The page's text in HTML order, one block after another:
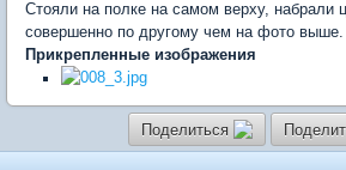
Стояли на полке на самом верху, набрали
совершенно по другому чем на фото выше.
Прикрепленные изображения
Поделиться